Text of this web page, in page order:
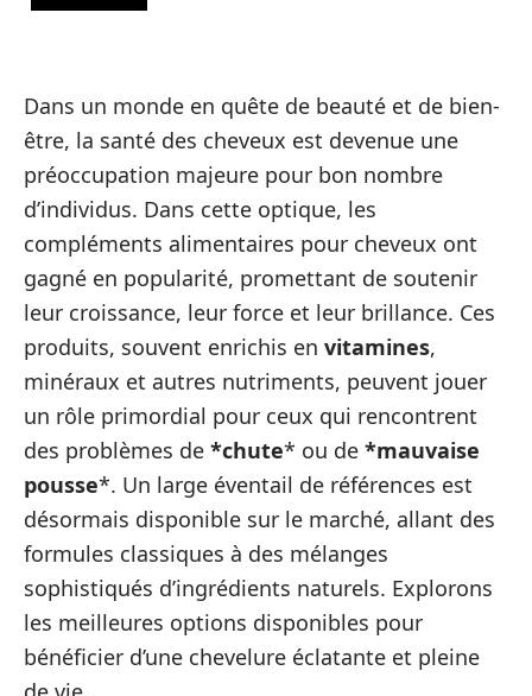
Dans un monde en quête de beauté et de bien-
être, la santé des cheveux est devenue une
préoccupation majeure pour bon nombre
d’individus. Dans cette optique, les
compléments alimentaires pour cheveux ont
gagné en popularité, promettant de soutenir
leur croissance, leur force et leur brillance. Ces
produits, souvent enrichis en vitamines,
minéraux et autres nutriments, peuvent jouer
un rôle primordial pour ceux qui rencontrent
des problèmes de *chute* ou de *mauvaise
pousse*. Un large éventail de références est
désormais disponible sur le marché, allant des
formules classiques à des mélanges
sophistiqués d’ingrédients naturels. Explorons
les meilleures options disponibles pour
bénéficier d’une chevelure éclatante et pleine